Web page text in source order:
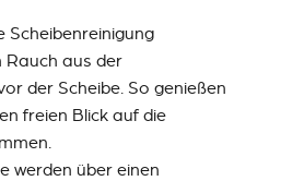
Scheibenreinigung
aus der
der Scheibe. So genießen
freien Blick auf die
werden über einen